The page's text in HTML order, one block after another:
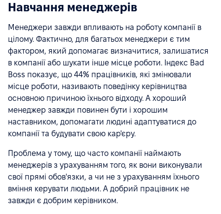
Навчання менеджерів
Менеджери завжди впливають на роботу компанії в
цілому. Фактично, для багатьох менеджери є тим
фактором, який допомагає визначитися, залишатися
в компанії або шукати інше місце роботи. Індекс Bad
Boss показує, що 44% працівників, які змінювали
місце роботи, називають поведінку керівництва
основною причиною їхнього відходу. А хороший
менеджер завжди повинен бути і хорошим
наставником, допомагати людині адаптуватися до
компанії та будувати свою кар'єру.
Проблема у тому, що часто компанії наймають
менеджерів з урахуванням того, як вони виконували
свої прямі обов'язки, а чи не з урахуванням їхнього
вміння керувати людьми. А добрий працівник не
завжди є добрим керівником.